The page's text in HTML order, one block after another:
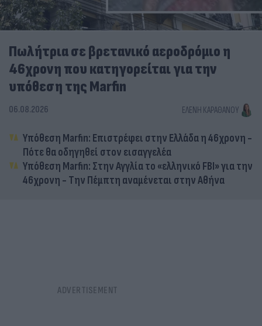
Πωλήτρια σε βρετανικό αεροδρόμιο η
46χρονη που κατηγορείται για την
υπόθεση της Marfin
06.08.2026 ΕΛΈΝΗ ΚΑΡΑΘΆΝΟΥ
Υπόθεση Marfin: Επιστρέφει στην Ελλάδα η 46χρονη -
Πότε θα οδηγηθεί στον εισαγγελέα
Υπόθεση Marfin: Στην Αγγλία το «ελληνικό FBI» για την
46χρονη - Την Πέμπτη αναμένεται στην Αθήνα